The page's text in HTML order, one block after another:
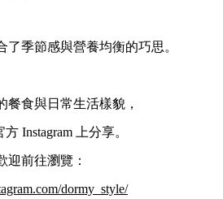
了季節感與營養均衡的巧思。
餐食與日常生活樣貌，
Instagram 上分享。
迎前往瀏覽：
dormy_style/